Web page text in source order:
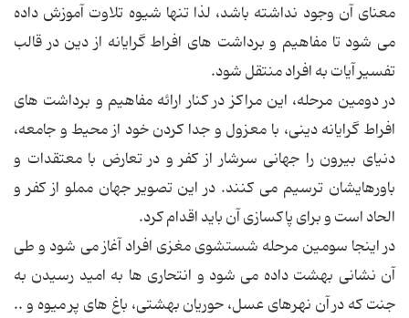
معنای آن وجود نداشته باشد، لذا تنها شیوه تلاوت آموزش داده
می شود تا مفاهیم و برداشت های افراط گرایانه از دین در قالب
تفسیر آیات به افراد منتقل شود.
در دومین مرحله، این مراکز در کنار ارائه مفاهیم و برداشت های
افراط گرایانه دینی، با معزول و جدا کردن خود از محیط و جامعه،
دنیای بیرون را جهانی سرشار از کفر و در تعارض با معتقدات و
باورهایشان ترسیم می کنند. در این تصویر جهان مملو از کفر و
الحاد است و برای پاکسازی آن باید اقدام کرد.
در اینجا سومین مرحله شستشوی مغزی افراد آغاز می شود و طی
آن نشانی بهشت داده می شود و انتحاری ها به امید رسیدن به
جنت که در آن نهرهای عسل، حوریان بهشتی، باغ های پر میوه و ..